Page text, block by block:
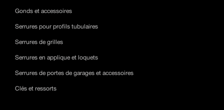
Gonds et accessoires
Serrures pour profils tubulaires
Serrures de grilles
Serrures en applique et loquets
Serrures de portes de garages et accessoires
Clés et ressorts